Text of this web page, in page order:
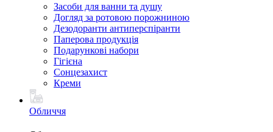
Засоби для ванни та душу
Догляд за ротовою порожниною
Дезодоранти антиперспіранти
Паперова продукція
Подарункові набори
Гігієна
Сонцезахист
Креми
Обличчя